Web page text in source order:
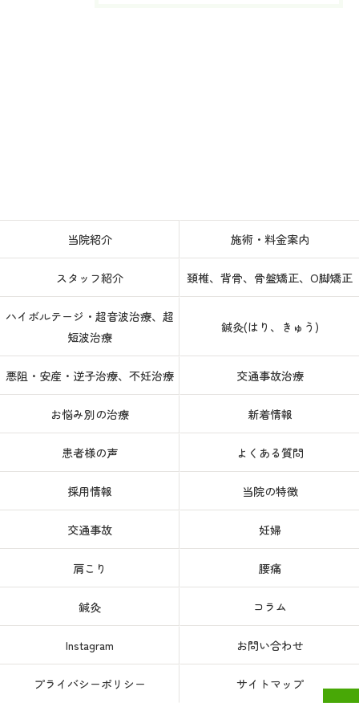
当院紹介 施術・料金案内
スタッフ紹介 頚椎、背骨、骨盤矯正、O脚矯正
ハイボルテージ・超音波治療、超
短波治療
鍼灸(はり、きゅう)
悪阻・安産・逆子治療、不妊治療 交通事故治療
お悩み別の治療 新着情報
患者様の声 よくある質問
採用情報 当院の特徴
交通事故 妊婦
肩こり 腰痛
鍼灸 コラム
Instagram お問い合わせ
プライバシーポリシー サイトマップ